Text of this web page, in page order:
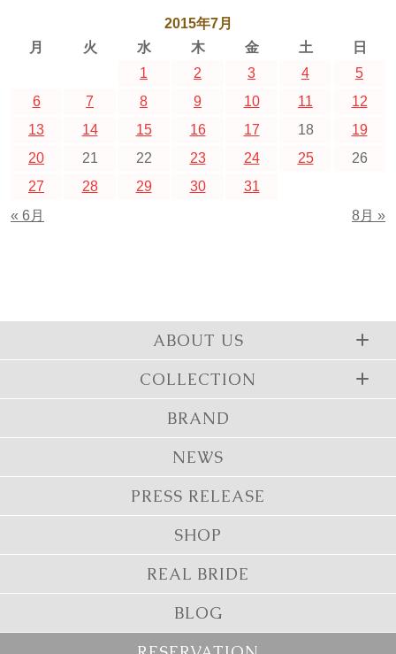
2015年7月
月
火 水 木 金 土 日
« 6月 8月 »
1 2 3 4
5
6
7 8 9 10 11
12
13
14 15 16 17 18
19
20
21 22 23 24 25
26
27
28 29 30 31
ABOUT US
COLLECTION
BRAND
NEWS
PRESS RELEASE
SHOP
REAL BRIDE
BLOG